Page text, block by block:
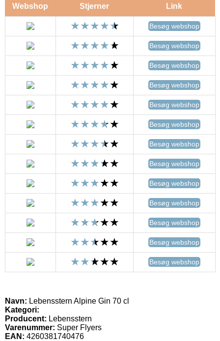
Webshop Stjerner Link
Besøg webshop
Besøg webshop
Besøg webshop
Besøg webshop
Besøg webshop
Besøg webshop
Besøg webshop
Besøg webshop
Besøg webshop
Besøg webshop
Besøg webshop
Besøg webshop
Besøg webshop
Navn: Lebensstern Alpine Gin 70 cl
Kategori:
Producent: Lebensstern
Varenummer: Super Flyers
EAN: 4260381740476